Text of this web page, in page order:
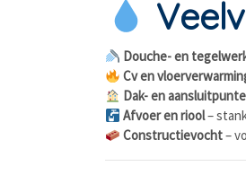
Douche- en
Cv en
Dak- en
Afvoer en riool–
Constructievocht–